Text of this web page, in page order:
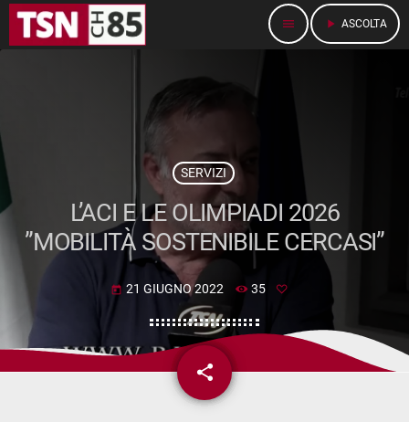
menu play_arrow ASCOLTA
SERVIZI
L’ACI E LE OLIMPIADI 2026
”MOBILITÀ SOSTENIBILE CERCASI”
today 21 GIUGNO 2022 35
share
email